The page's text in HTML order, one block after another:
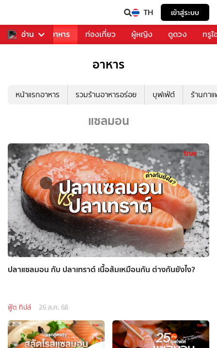
TH เข้าสู่ระบบ
อ่าน
การเพลง อาหาร ท่องเที่ยว ผู้หญิง ดูดวง ทรู
อาหาร
หน้าแรกอาหาร รวมร้านอาหารอร่อย บุฟเฟ่ต์ ร้านกา
แซลมอน
ปลาแซลมอน กับ ปลาเทราต์ เนื้อส้มเหมือนกัน ต่างกันยังไง?
ฟู้ด ทิปส์ 26 ส.ค. 68